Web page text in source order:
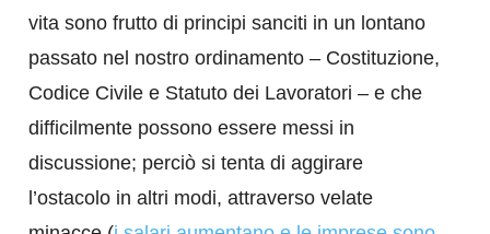
vita sono frutto di principi sanciti in un lontano
passato nel nostro ordinamento – Costituzione,
Codice Civile e Statuto dei Lavoratori – e che
difficilmente possono essere messi in
discussione; perciò si tenta di aggirare
l’ostacolo in altri modi, attraverso velate